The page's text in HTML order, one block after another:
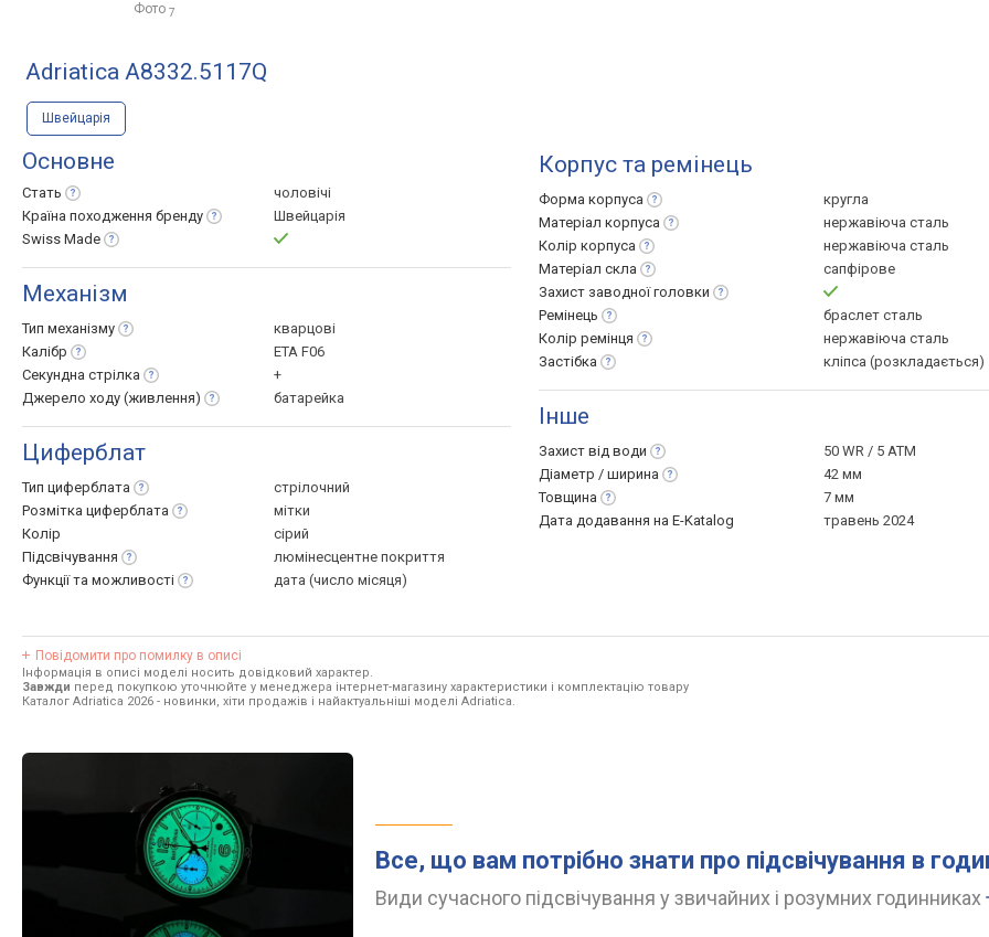
Фото 7
Adriatica A8332.5117Q
Швейцарія
Основне
Стать
чоловічі
Країна походження бренду
Швейцарія
Swiss Made
Механізм
Тип механізму
кварцові
Калібр
ETA F06
Секундна стрілка
+
Джерело ходу (живлення) батарейка
Циферблат
Тип циферблата
стрілочний
Розмітка циферблата
мітки
Колір
сірий
Підсвічування
люмінесцентне покриття
Функції та можливості дата (число місяця)
Корпус та ремінець
Форма корпуса
кругла
Матеріал корпуса
нержавіюча сталь
Колір корпуса
нержавіюча сталь
Матеріал скла
сапфірове
Захист заводноїголовки
Ремінець
браслет сталь
Колір ремінця
нержавіюча сталь
Застібка
кліпса (розкладається)
Інше
Захист від води
50 WR / 5 ATM
Діаметр / ширина
42 мм
Товщина
7 мм
Дата додавання на E-Katalog
травень 2024
Повідомити про помилку в описі
Інформація в описі моделі носить довідковий характер.
Завжди перед покупкою уточнюйте у менеджера інтернет-магазину характеристики і комплектацію товару
Каталог Adriatica 2026 - новинки, хіти продажів і найактуальніші моделі Adriatica.
Все, що вам потрібно знати про підсвічування в
Види сучасного підсвічування у звичайних і розумних годинниках